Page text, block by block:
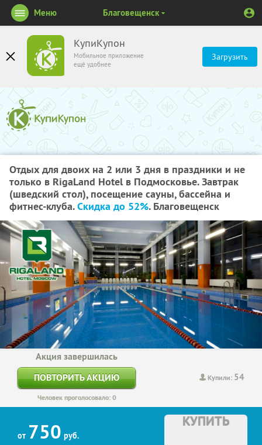
КупиКупон
Мобильное приложение
ещё удобнее
Загрузить
Меню Благовещенск
Отдых для двоих на 2 или 3 дня в праздники и не
только в RigaLand Hotel в Подмосковье. Завтрак
(шведский стол), посещение сауны, бассейна и
фитнес-клуба.Скидка до 52%. Благовещенск
Купили: 54
Акция завершилась
ПОВТОРИТЬ АКЦИЮ
Человек проголосовало: 0
от 750 руб.
КУПИТЬ